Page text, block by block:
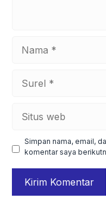
Simpan nama, email,
komentar saya